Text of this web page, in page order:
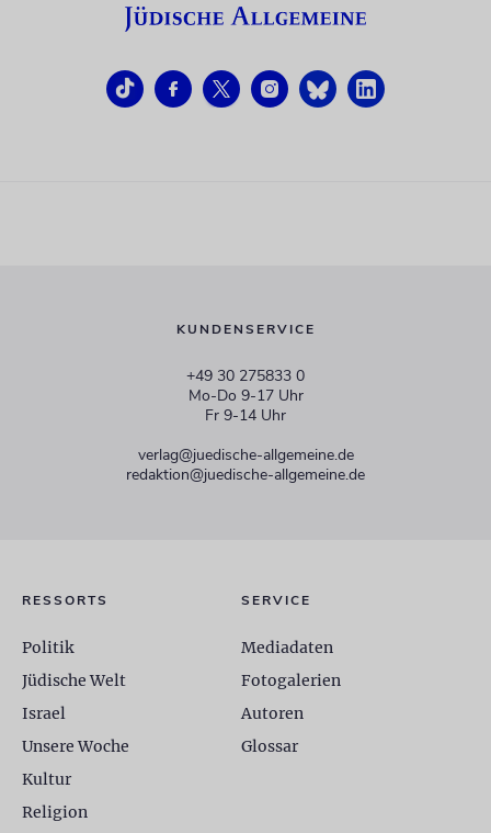
KUNDENSERVICE
+49 30 275833 0
Mo-Do 9-17 Uhr
Fr 9-14 Uhr
verlag@juedische-allgemeine.de
redaktion@juedische-allgemeine.de
RESSORTS
Politik
Jüdische Welt
Israel
Unsere Woche
Kultur
Religion
SERVICE
Mediadaten
Fotogalerien
Autoren
Glossar